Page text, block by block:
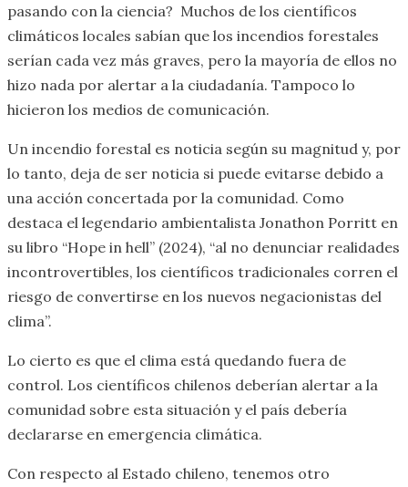
pasando con la ciencia? Muchos de los científicos
climáticos locales sabían que los incendios forestales
serían cada vez más graves, pero la mayoría de ellos no
hizo nada por alertar a la ciudadanía. Tampoco lo
hicieron los medios de comunicación.
Un incendio forestal es noticia según su magnitud y, por
lo tanto, deja de ser noticia si puede evitarse debido a
una acción concertada por la comunidad. Como
destaca el legendario ambientalista Jonathon Porritt en
su libro “Hope in hell” (2024), “al no denunciar realidades
incontrovertibles, los científicos tradicionales corren el
riesgo de convertirse en los nuevos negacionistas del
clima”.
Lo cierto es que el clima está quedando fuera de
control. Los científicos chilenos deberían alertar a la
comunidad sobre esta situación y el país debería
declararse en emergencia climática.
Con respecto al Estado chileno, tenemos otro